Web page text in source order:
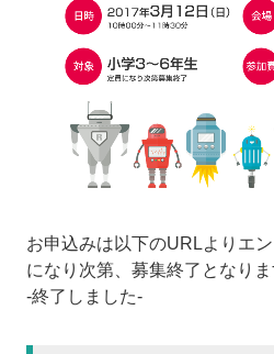
お申込みは以下のURLよりエ
になり次第、募集終了となりま
-終了しました-